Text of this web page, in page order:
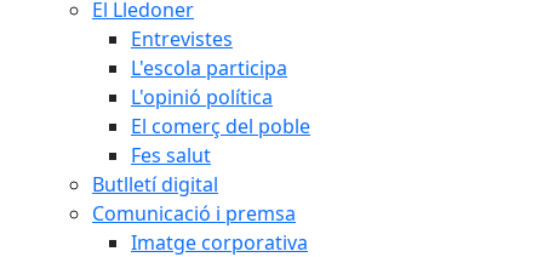
El Lledoner
Entrevistes
L'escola participa
L'opinió política
El comerç del poble
Fes salut
Butlletí digital
Comunicació i premsa
Imatge corporativa